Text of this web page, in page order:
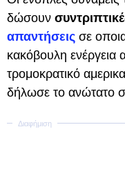
δώσουν
απαντήσεις σε
κακόβουλη ενέργεια
τρομοκρατικό
δήλωσε το ανώτατο